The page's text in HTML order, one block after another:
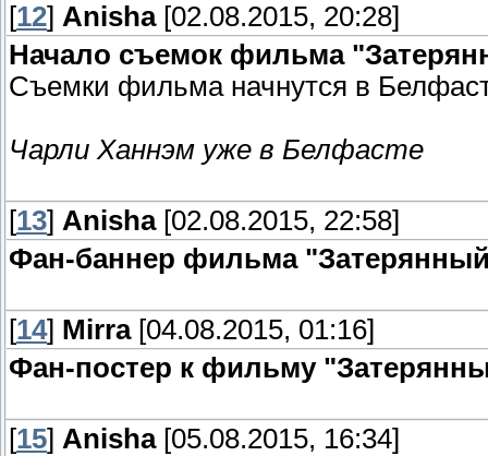
[12] Anisha[02.08.2015, 20:28]
Начало съемок фильма
Съемки фильма начнутся в
Чарли Ханнэм уже в Белфасте
[13] Anisha[02.08.2015, 22:58]
Фан-баннер фильма
[14] Mirra[04.08.2015, 01:16]
Фан-постер к фильму
[15] Anisha[05.08.2015, 16:34]